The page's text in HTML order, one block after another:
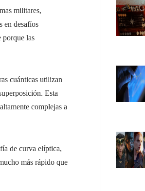
militares,
en desafíos
porque las
cuánticas utilizan
Esta
complejas a
de curva elíptica,
más rápido que